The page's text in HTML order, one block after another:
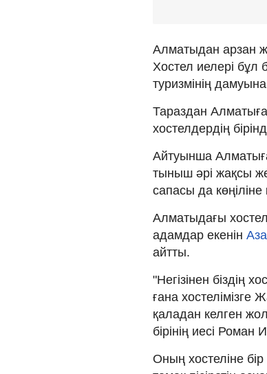
Алматыдан арзан
Хостел иелері бұл
туризмінің
Тараздан
хостелдердің
Айтуынша
тыныш әрі жақсы
сапасы да
Алматыдағы
адамдар екенін
айтты.
"Негізінен біздің
ғана хостелімізге
қаладан келген
бірінің иесі Роман
Оның хостеліне